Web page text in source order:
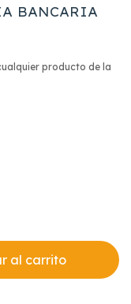
BANCARIA
producto de la